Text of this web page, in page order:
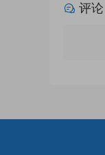
评论